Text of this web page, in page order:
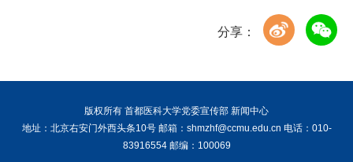
分享：
版权所有 首都医科大学党委宣传部 新闻中心
地址：北京右安门外西头条10号 邮箱：shmzhf@ccmu.edu.cn 电话：010-
83916554 邮编：100069